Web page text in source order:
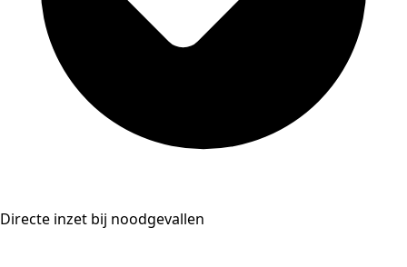
Directe inzet bij noodgevallen